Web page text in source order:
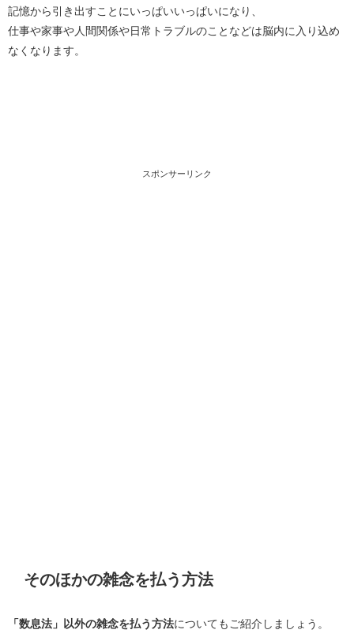
記憶から引き出すことにいっぱいいっぱいになり、
仕事や家事や人間関係や日常トラブルのことなどは脳内に入り込め
なくなります。
スポンサーリンク
そのほかの雑念を払う方法
「数息法」以外の雑念を払う方法についてもご紹介しましょう。